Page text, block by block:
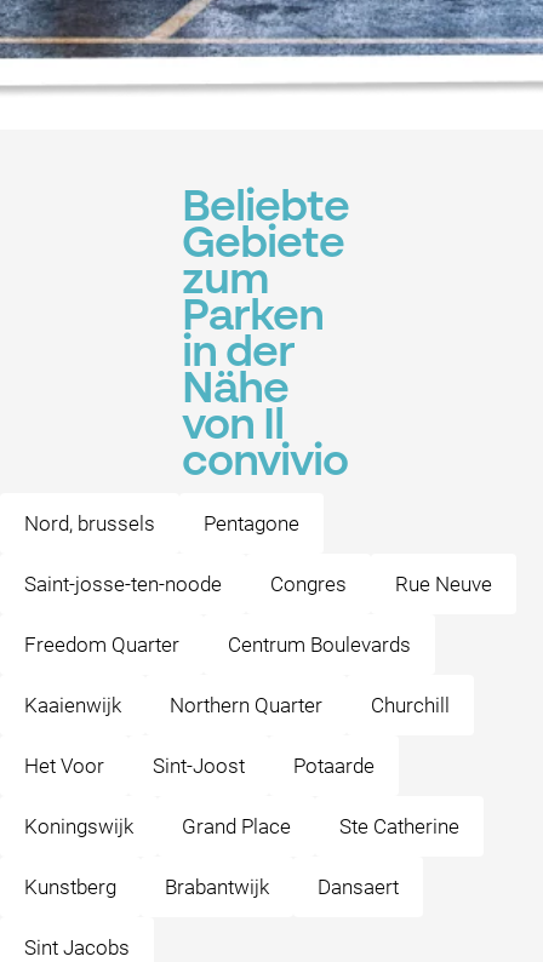
Beliebte
Gebiete
zum
Parken
in der
Nähe
von Il
convivio
Nord, brussels Pentagone
Saint-josse-ten-noode Congres Rue Neuve
Freedom Quarter Centrum Boulevards
Kaaienwijk Northern Quarter Churchill
Het Voor Sint-Joost Potaarde
Koningswijk Grand Place Ste Catherine
Kunstberg Brabantwijk Dansaert
Sint Jacobs